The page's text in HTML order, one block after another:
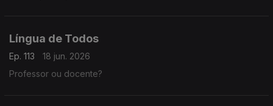
Língua de Todos
Ep. 113
18 jun. 2026
Professor ou docente?